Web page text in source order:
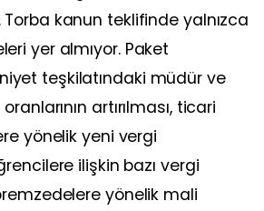
kanun teklifinde yalnızca
yer almıyor. Paket
teşkilatındaki müdür ve
artırılması, ticari
yönelik yeni vergi
ilişkin bazı vergi
yönelik mali